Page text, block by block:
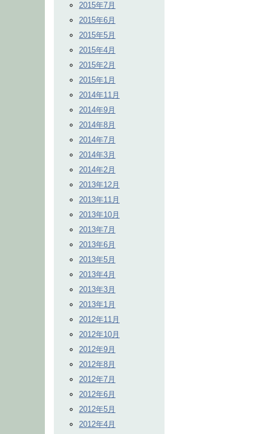
2015年7月
2015年6月
2015年5月
2015年4月
2015年2月
2015年1月
2014年11月
2014年9月
2014年8月
2014年7月
2014年3月
2014年2月
2013年12月
2013年11月
2013年10月
2013年7月
2013年6月
2013年5月
2013年4月
2013年3月
2013年1月
2012年11月
2012年10月
2012年9月
2012年8月
2012年7月
2012年6月
2012年5月
2012年4月